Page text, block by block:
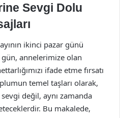
Sevgi Dolu
ikinci pazar günü
annelerimize olan
ifade etme fırsatı
temel taşları olarak,
değil, aynı zamanda
Bu makalede,